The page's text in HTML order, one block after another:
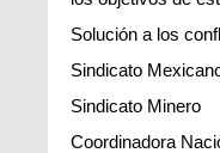
Solución a los
Sindicato
Sindicato Minero
Coordinadora